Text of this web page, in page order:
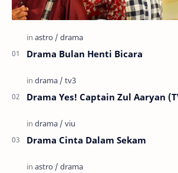
Drama Bulan Henti Bicara
Drama Yes! Captain Zul Aaryan
Drama Cinta Dalam Sekam